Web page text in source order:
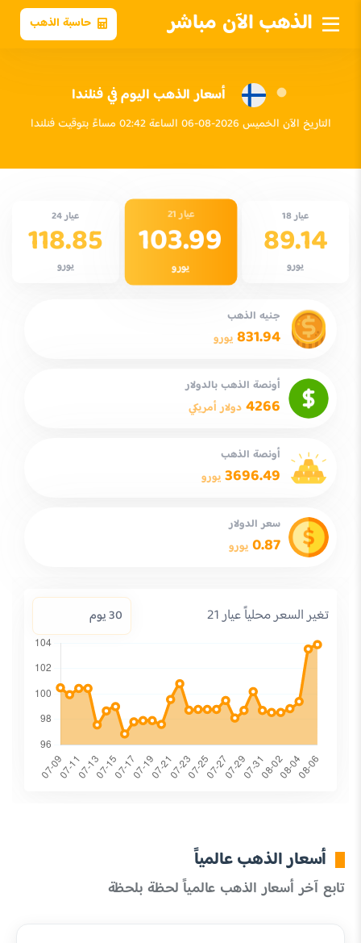
الذهب الآن مباشر حاسبة الذهب
أسعار الذهب اليوم في فنلندا
التاريخ الآن الخميس 2026-08-06 الساعة 02:42 مساءً بتوقيت فنلندا
عيار 18
89.14
يورو
عيار 21
103.99
يورو
عيار 24
118.85
يورو
جنيه الذهب
831.94 يورو
أونصة الذهب بالدولار
4266 دولار أمريكي
أونصة الذهب
3696.49 يورو
سعر الدولار
0.87 يورو
تغير السعر محلياً عيار 21
أسعار الذهب عالمياً
تابع آخر أسعار الذهب عالمياً لحظة بلحظة